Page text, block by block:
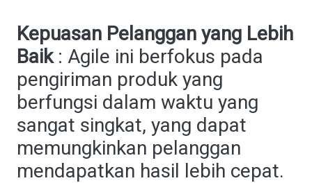
Kepuasan Pelanggan yang Lebih
Baik: Agile ini berfokus pada
pengiriman produk yang
berfungsi dalam waktu yang
sangat singkat, yang dapat
memungkinkan pelanggan
mendapatkan hasil lebih cepat.